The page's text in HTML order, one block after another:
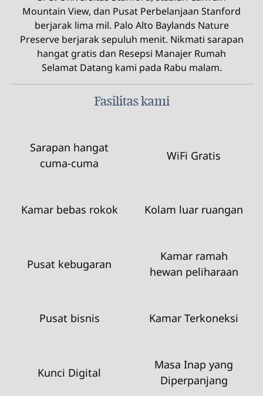
Mountain View, dan Pusat Perbelanjaan Stanford
berjarak lima mil. Palo Alto Baylands Nature
Preserve berjarak sepuluh menit. Nikmati sarapan
hangat gratis dan Resepsi Manajer Rumah
Selamat Datang kami pada Rabu malam.
Fasilitas kami
Sarapan hangat
cuma-cuma
WiFi Gratis
Kamar bebas rokok Kolam luar ruangan
Pusat kebugaran
Kamar ramah
hewan peliharaan
Pusat bisnis Kamar Terkoneksi
Kunci Digital
Masa Inap yang
Diperpanjang